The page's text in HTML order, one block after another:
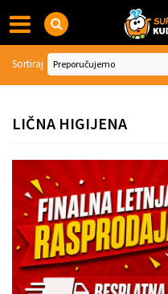
LIČNA HIGIJENA
Sortiraj